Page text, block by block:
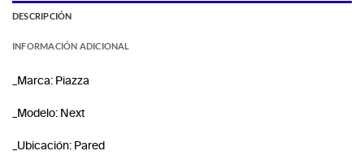
DESCRIPCIÓN
INFORMACIÓN ADICIONAL
_Marca: Piazza
_Modelo: Next
_Ubicación: Pared